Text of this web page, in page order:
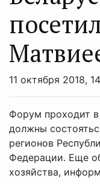
11 октября 2018,
Форум проходит
должны
регионов
Федерации. Еще
хозяйства,